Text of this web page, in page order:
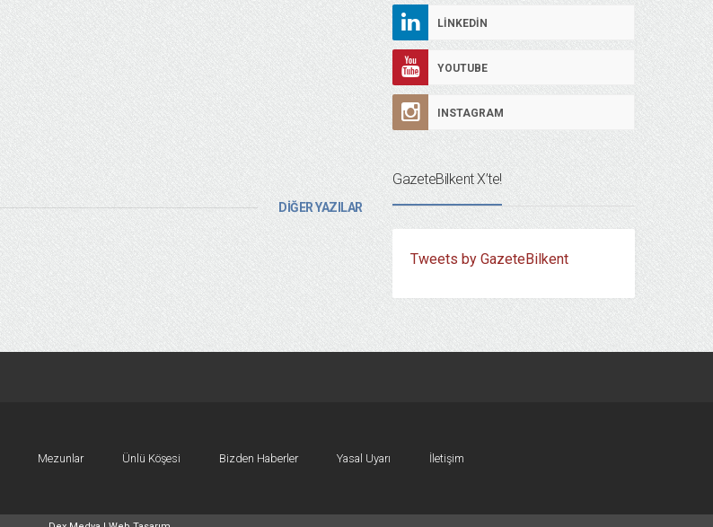
DİĞER YAZILAR
LINKEDIN
YOUTUBE
INSTAGRAM
GazeteBilkent X’te!
Tweets by GazeteBilkent
Mezunlar Ünlü Köşesi Bizden Haberler Yasal Uyarı İletişim